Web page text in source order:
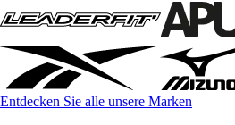
Entdecken Sie alle unsere Marken